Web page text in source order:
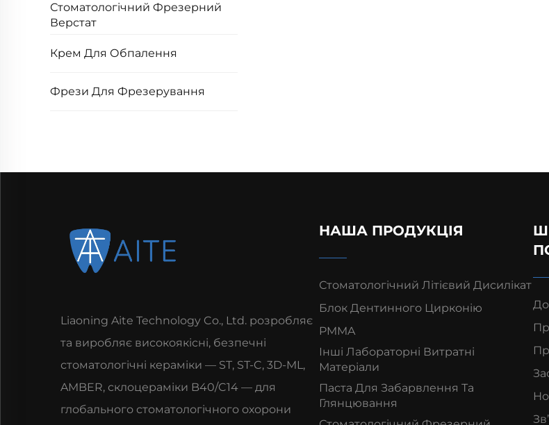
Стоматологічний Фрезерний
Верстат
Крем Для Обпалення
Фрези Для Фрезерування
Liaoning Aite Technology Co., Ltd. розробляє
та виробляє високоякісні, безпечні
стоматологічні кераміки — ST, ST-C, 3D-ML,
AMBER, склоцераміки B40/C14 — для
глобального стоматологічного охорони
НАША ПРОДУКЦІЯ
Стоматологічний Літієвий Дисилікат
Блок Дентинного Цирконію
PMMA
Інші Лабораторні Витратні
Матеріали
Паста Для Забарвлення Та
Глянцювання